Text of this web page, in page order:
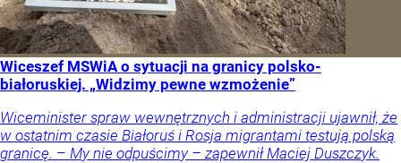
Wiceszef MSWiA o sytuacji na granicy polsko-
białoruskiej. „Widzimy pewne wzmożenie”
Wiceminister spraw wewnętrznych i administracji ujawnił, że
w ostatnim czasie Białoruś i Rosja migrantami testują polską
granicę. – My nie odpuścimy – zapewnił Maciej Duszczyk.